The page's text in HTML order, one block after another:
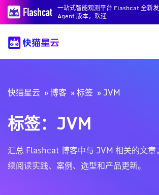
一站式智能观测平台 Flashcat 全新
Agent 版本，欢迎
快猫星云 博客 标签 JVM
标签：JVM
汇总 Flashcat 博客中与 JVM 相关的文章
续阅读实践、案例、选型和产品更新。